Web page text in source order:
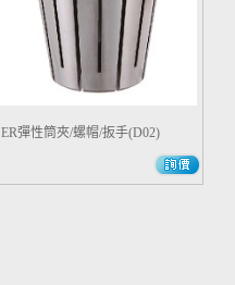
ER彈性筒夾/螺帽/扳手(D02)